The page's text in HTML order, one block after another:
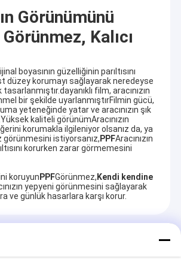
Görünümünü
Kalıcı
boyasının güzelliğinin parıltısını
düzey korumayı sağlayarak neredeyse
film, aracınızın
bir şekilde uyarlanmıştırFilmin gücü,
yeteneğinde yatar ve aracınızın şık
kaliteli görünümAracınızın
korumakla ilgileniyor olsanız da, ya
istiyorsanız, PPFAracınızın
korurken zarar görmemesini
koruyun PPFGörünmez, Kendi kendine
yepyeni görünmesini sağlayarak
ve günlük hasarlara karşı korur.